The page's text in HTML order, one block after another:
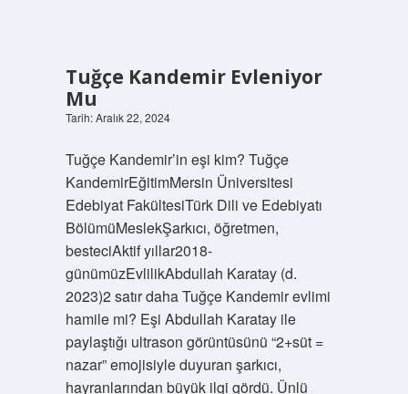
Tuğçe Kandemir Evleniyor
Mu
Tarih: Aralık 22, 2024
Tuğçe Kandemir’in eşi kim? Tuğçe
KandemirEğitimMersin Üniversitesi
Edebiyat FakültesiTürk Dili ve Edebiyatı
BölümüMeslekŞarkıcı, öğretmen,
besteciAktif yıllar2018-
günümüzEvlilikAbdullah Karatay (d.
2023)2 satır daha Tuğçe Kandemir evlimi
hamile mi? Eşi Abdullah Karatay ile
paylaştığı ultrason görüntüsünü “2+süt =
nazar” emojisiyle duyuran şarkıcı,
hayranlarından büyük ilgi gördü. Ünlü